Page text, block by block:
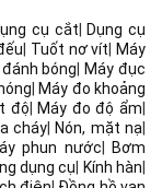
cụ cắt
Dụng cụ
Tuốt nơ vít
Máy
đánh bóng
Máy đục
Máy đo khoảng
độ Máy đo độ ẩm
cháy Nón, mặt nạ
phun nước
Bơm
dụng cụ Kính hàn